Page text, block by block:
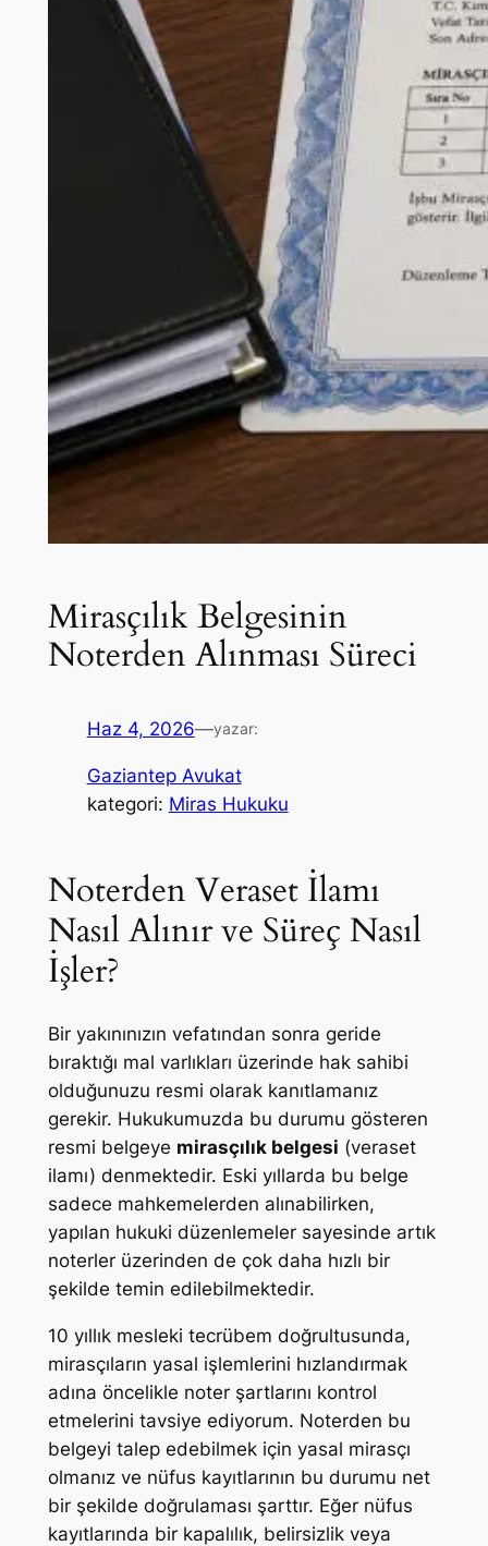
Mirasçılık Belgesinin
Noterden Alınması Süreci
Haz 4, 2026—yazar:
Gaziantep Avukat
kategori: Miras Hukuku
Noterden Veraset İlamı
Nasıl Alınır ve Süreç Nasıl
İşler?
Bir yakınınızın vefatından sonra geride
bıraktığı mal varlıkları üzerinde hak sahibi
olduğunuzu resmi olarak kanıtlamanız
gerekir. Hukukumuzda bu durumu gösteren
resmi belgeye mirasçılık belgesi (veraset
ilamı) denmektedir. Eski yıllarda bu belge
sadece mahkemelerden alınabilirken,
yapılan hukuki düzenlemeler sayesinde artık
noterler üzerinden de çok daha hızlı bir
şekilde temin edilebilmektedir.
10 yıllık mesleki tecrübem doğrultusunda,
mirasçıların yasal işlemlerini hızlandırmak
adına öncelikle noter şartlarını kontrol
etmelerini tavsiye ediyorum. Noterden bu
belgeyi talep edebilmek için yasal mirasçı
olmanız ve nüfus kayıtlarının bu durumu net
bir şekilde doğrulaması şarttır. Eğer nüfus
kayıtlarında bir kapalılık, belirsizlik veya